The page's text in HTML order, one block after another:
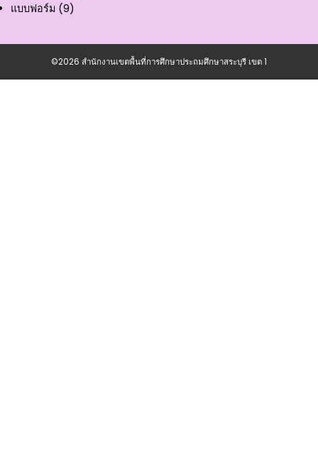
แบบฟอร์ม (9)
©2026 สำนักงานเขตพื้นที่การศึกษาประถมศึกษาสระบุรี เขต 1